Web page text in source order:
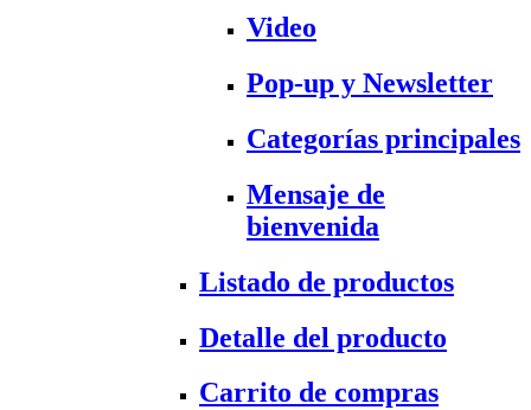
Video
Pop-up y Newsletter
Categorías principales
Mensaje de
bienvenida
Listado de productos
Detalle del producto
Carrito de compras